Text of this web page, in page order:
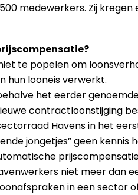
medewerkers. Zij kregen
te popelen om
hun looneis verwerkt.
het eerder
contractloonstijging
Havens in het
jongetjes” geen
niet meer dan
in een